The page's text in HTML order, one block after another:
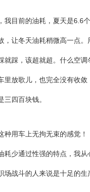
我目前的油耗，夏天是6.6
，让冬天油耗稍微高一点。
就踩，该超就超。什么空调
里放歌儿，也完全没有收敛
三四百块钱。
种用车上无拘无束的感觉！
耗少通过性强的特点，我
场战斗的人来说是十足的生